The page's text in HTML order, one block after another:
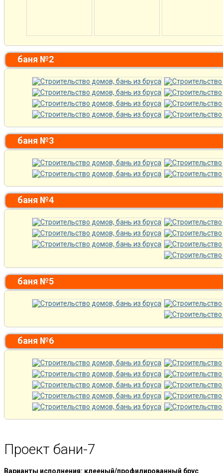
баня №2
баня №3
баня №4
баня №5
баня №6
Проект бани-7
Варианты исполнения: клееный/профилированный брус